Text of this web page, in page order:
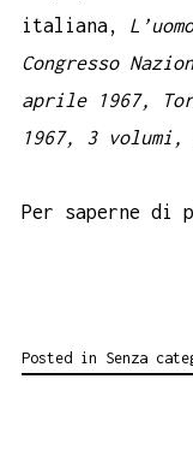
italiana,
Congresso
aprile 1967,
1967, 3
Per saperne di
Posted in Senza